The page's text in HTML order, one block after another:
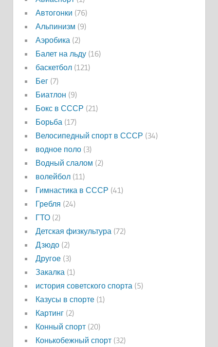
Автогонки (76)
Альпинизм (9)
Аэробика(2)
Балет на льду(16)
баскетбол(121)
Бег(7)
Биатлон (9)
Бокс в СССР (21)
Борьба(17)
Велосипедный спорт в СССР (34)
водное поло(3)
Водный слалом (2)
волейбол(11)
Гимнастика в СССР (41)
Гребля (24)
ГТО(2)
Детская физкультура(72)
Дзюдо(2)
Другое(3)
Закалка(1)
история советского спорта(5)
Казусы в спорте(1)
Картинг(2)
Конный спорт(20)
Конькобежный спорт(32)